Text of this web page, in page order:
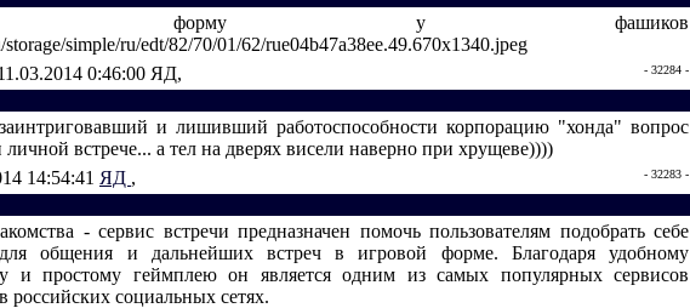
форму у фашиков
storage/simple/ru/edt/82/70/01/62/rue04b47a38ee.49.670x1340.jpeg
0:46:00 ЯД, - 32284 -
и лишивший работоспособности корпорацию "хонда" вопрос
личной встрече... а тел на дверях висели наверно при хрущеве))))
14:54:41 ЯД , - 32283 -
- сервис встречи предназначен помочь пользователям подобрать себе
общения и дальнейших встреч в игровой форме. Благодаря удобному
и простому геймплею он является одним из самых популярных сервисов
российских социальных сетях.